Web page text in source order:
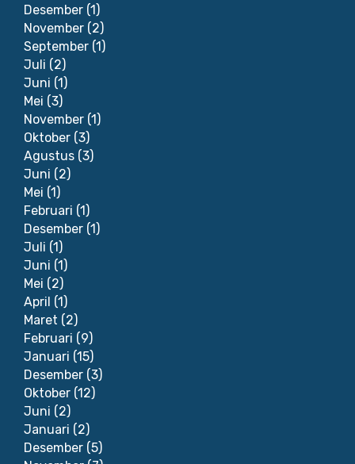
Desember (1)
November (2)
September (1)
Juli (2)
Juni (1)
Mei (3)
November (1)
Oktober (3)
Agustus (3)
Juni (2)
Mei (1)
Februari (1)
Desember (1)
Juli (1)
Juni (1)
Mei (2)
April (1)
Maret (2)
Februari (9)
Januari (15)
Desember (3)
Oktober (12)
Juni (2)
Januari (2)
Desember (5)